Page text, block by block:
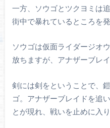
一方、ソウゴとツクヨミは
街中で暴れているところを発
ソウゴは仮面ライダージオ
放ちますが、アナザーブレ
剣には剣をということで、
ゴ。アナザーブレイドを追
とが現れ、戦いを止めに入り